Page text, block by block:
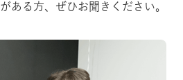
ある方、ぜひお聞きください。